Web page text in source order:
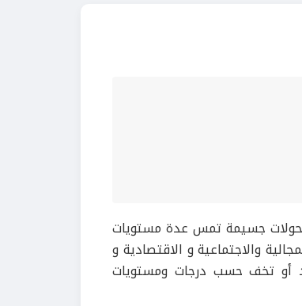
تحولات جسيمة تمس عدة مستويات
والاجتماعية و الاقتصادية و
أو تخف حسب درجات ومستويات